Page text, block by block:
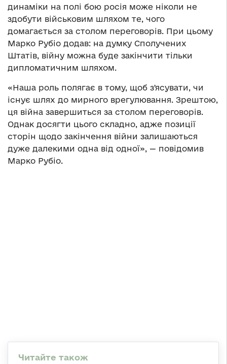
динаміки на полі бою росія може ніколи не
здобути військовим шляхом те, чого
домагається за столом переговорів. При цьому
Марко Рубіо додав: на думку Сполучених
Штатів, війну можна буде закінчити тільки
дипломатичним шляхом.
«Наша роль полягає в тому, щоб зʼясувати, чи
існує шлях до мирного врегулювання. Зрештою,
ця війна завершиться за столом переговорів.
Однак досягти цього складно, адже позиції
сторін щодо закінчення війни залишаються
дуже далекими одна від одної», — повідомив
Марко Рубіо.